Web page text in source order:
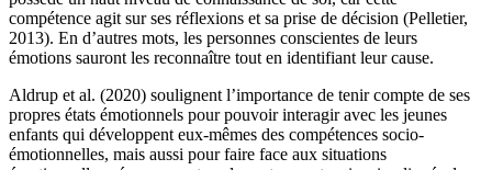
compétence agit sur ses réflexions et sa prise de décision (Pelletier,
2013). En d’autres mots, les personnes conscientes de leurs
émotions sauront les reconnaître tout en identifiant leur cause.
Aldrup et al. (2020) soulignent l’importance de tenir compte de ses
propres états émotionnels pour pouvoir interagir avec les jeunes
enfants qui développent eux-mêmes des compétences socio-
émotionnelles, mais aussi pour faire face aux situations